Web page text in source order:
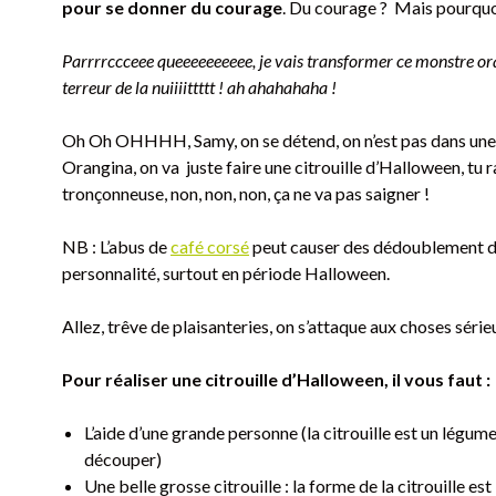
pour se donner du courage. Du courage ? Mais
Parrrrccceee queeeeeeeeee, je vais transformer ce monstre
terreur de la nuiiiittttt ! ah ahahahaha !
Oh Oh OHHHH, Samy, on se détend, on n’est pas dans
Orangina, on va juste faire une citrouille d’Halloween, tu
tronçonneuse, non, non, non, ça ne va pas saigner !
NB : L’abus decafé corsépeut causer des dédoublement
personnalité, surtout en période Halloween.
Allez, trêve de plaisanteries, on s’attaque aux choses
Pour réaliser une citrouille d’Halloween, il vous faut :
L’aide d’une grande personne (la citrouille est un
découper)
Une belle grosse citrouille : la forme de la citrouille est